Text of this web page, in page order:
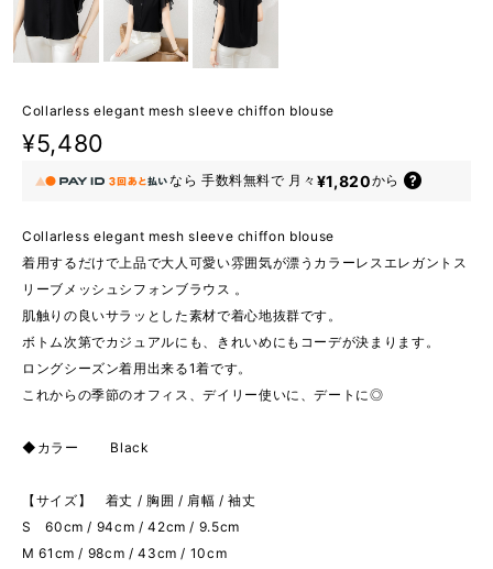
Collarless elegant mesh sleeve chiffon blouse
¥5,480
なら 手数料無料で 月々 ¥1,820から
Collarless elegant mesh sleeve chiffon blouse
着用するだけで上品で大人可愛い雰囲気が漂うカラーレスエレガントス
リーブメッシュシフォンブラウス 。
肌触りの良いサラッとした素材で着心地抜群です。
ボトム次第でカジュアルにも、きれいめにもコーデが決まります。
ロングシーズン着用出来る1着です。
これからの季節のオフィス、デイリー使いに、デートに◎
◆カラー Black
【サイズ】 着丈 / 胸囲 / 肩幅 / 袖丈
S 60cm / 94cm / 42cm / 9.5cm
M 61cm / 98cm / 43cm / 10cm